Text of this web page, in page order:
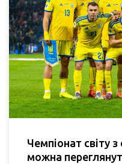
Чемпіонат світу
можна